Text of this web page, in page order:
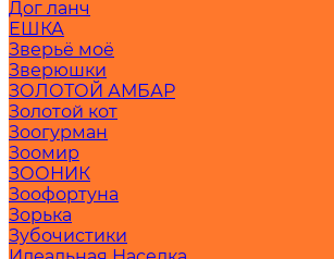
Дог ланч
ЕШКА
Зверьё моё
Зверюшки
ЗОЛОТОЙ АМБАР
Золотой кот
Зоогурман
Зоомир
ЗООНИК
Зоофортуна
Зорька
Зубочистики